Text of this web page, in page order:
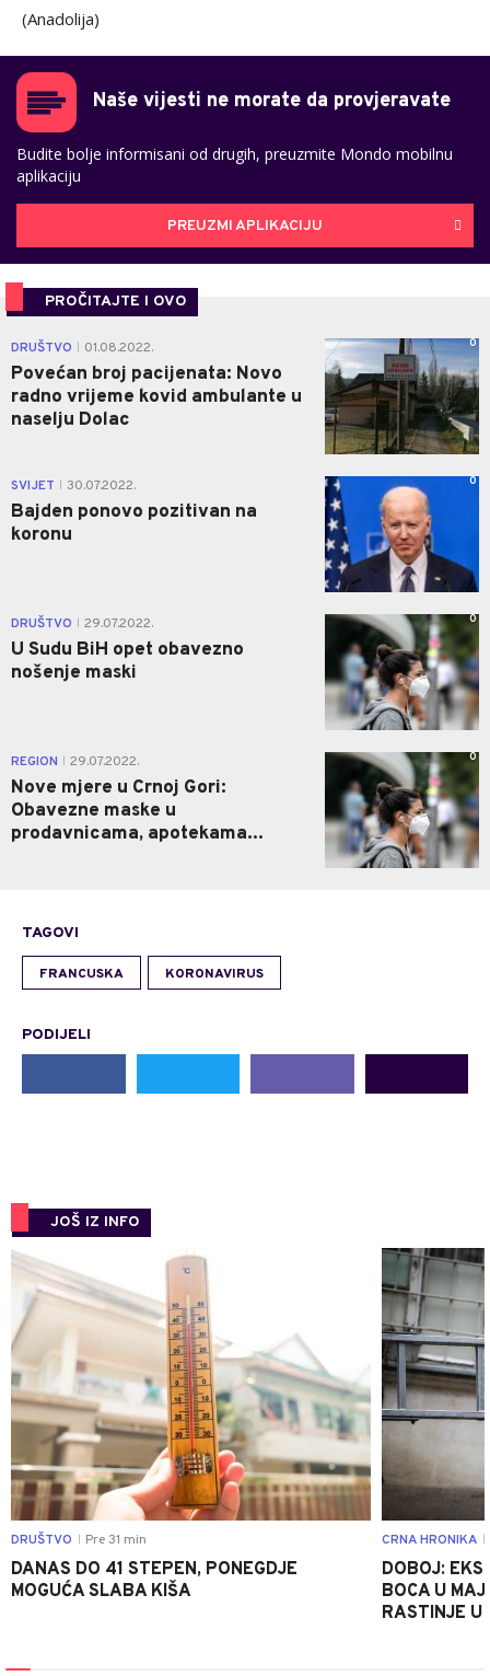
(Anadolija)
Naše vijesti ne morate da provjeravate
Budite bolje informisani od drugih, preuzmite Mondo mobilnu
aplikaciju
PREUZMI APLIKACIJU
PROČITAJTE I OVO
DRUŠTVO 01.08.2022.
Povećan broj pacijenata: Novo
radno vrijeme kovid ambulante u
naselju Dolac
0
SVIJET 30.07.2022.
Bajden ponovo pozitivan na
koronu
0
DRUŠTVO 29.07.2022.
U Sudu BiH opet obavezno
nošenje maski
0
REGION 29.07.2022.
Nove mjere u Crnoj Gori:
Obavezne maske u
prodavnicama, apotekama...
0
TAGOVI
FRANCUSKA KORONAVIRUS
PODIJELI
JOŠ IZ INFO
DRUŠTVO Pre 31 min
DANAS DO 41 STEPEN, PONEGDJE
MOGUĆA SLABA KIŠA
CRNA HRONIKA
DOBOJ:
BOCA U
RASTINJE U